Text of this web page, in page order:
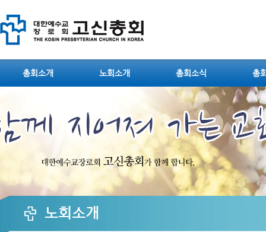
총회소개 노회소개 총회소식 총
노회소개
Sketchbook5, 스케치북5
Sketchbook5, 스케치북5